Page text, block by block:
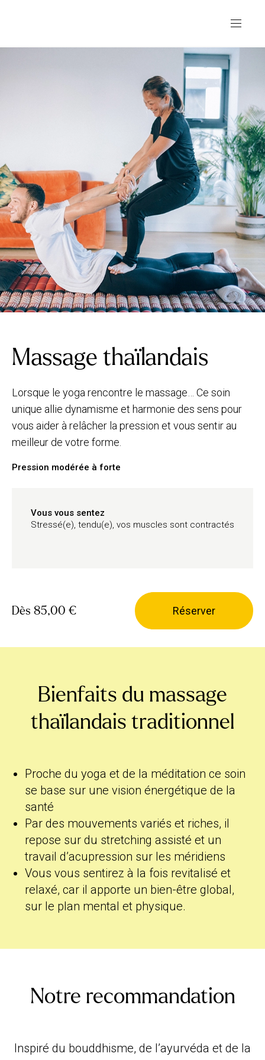
Massage thaïlandais
Lorsque le yoga rencontre le massage… Ce soin
unique allie dynamisme et harmonie des sens pour
vous aider à relâcher la pression et vous sentir au
meilleur de votre forme.
Pression modérée à forte
Vous vous sentez
Stressé(e), tendu(e), vos muscles sont contractés
Dès 85,00 € Réserver
Bienfaits du massage
thaïlandais traditionnel
Proche du yoga et de la méditation ce soin
se base sur une vision énergétique de la
santé
Par des mouvements variés et riches, il
repose sur du stretching assisté et un
travail d’acupression sur les méridiens
Vous vous sentirez à la fois revitalisé et
relaxé, car il apporte un bien-être global,
sur le plan mental et physique.
Notre recommandation
Inspiré du bouddhisme, de l’ayurvéda et de la